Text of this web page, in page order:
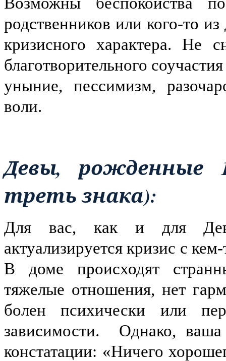
родственников или кого-то
кризисного характера. Не
благотворительного
уныние, пессимизм,
воли.
Девы, рожденные
треть знака):
Для вас, как и для Дев
актуализируется кризис с
В доме происходят
тяжелые отношения, нет
болен психически или
зависимости.
Однако,
констатации: «Ничего